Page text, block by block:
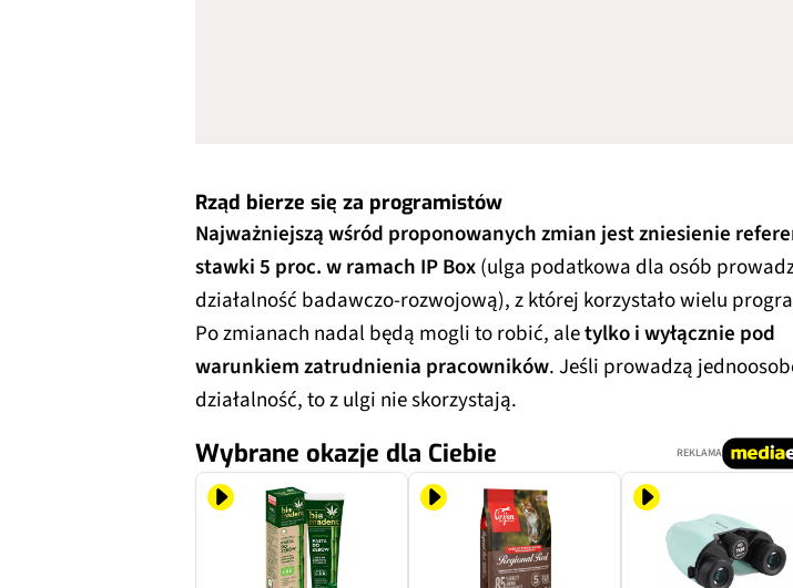
Rząd bierze się za programistów
Najważniejszą wśród proponowanych zmian jest zniesienie
stawki 5 proc. w ramach IP Box(ulga podatkowa dla osób
działalność badawczo-rozwojową), z której korzystało wielu
Po zmianach nadal będą mogli to robić, aletylko i wyłącznie pod
warunkiem zatrudnienia pracowników. Jeśli prowadzą
działalność, to z ulgi nie skorzystają.
Wybrane okazje dla Ciebie REKLAMA